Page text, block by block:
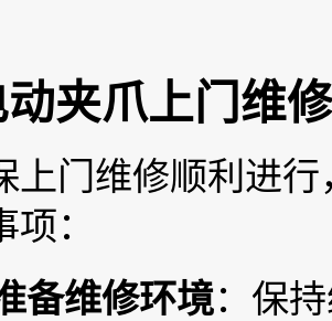
夹爪上门维
上门维修顺利进
：
备维修环境：保